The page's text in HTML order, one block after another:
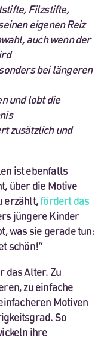
Filzstifte,
eigenen Reiz
auch wenn der
bei längeren
und lobt die
zusätzlich und
ist ebenfalls
über die Motive
erzählt,fördert das
jüngere Kinder
was sie gerade tun:
schön!“
das Alter. Zu
zu einfache
Motiven
So
ihre